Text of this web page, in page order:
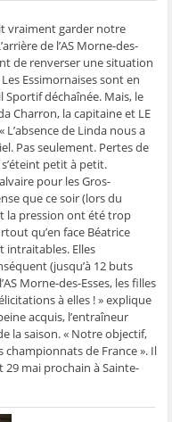
vraiment garder notre
de l’AS Morne-des-
de renverser une situation
Essimornaises sont en
Sportif déchaînée. Mais, le
Charron, la capitaine et LE
de Linda nous a
Pas seulement. Pertes de
petit à petit.
pour les Gros-
que ce soir (lors du
la pression ont été trop
qu’en face Béatrice
intraitables. Elles
(jusqu’à 12 buts
Morne-des-Esses, les filles
à elles ! » explique
acquis, l’entraîneur
la saison. « Notre objectif,
championnats de France ». Il
29 mai prochain à Sainte-